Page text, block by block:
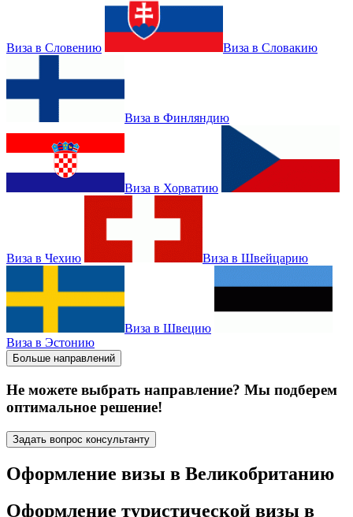
Виза в Словению Виза в Словакию
Виза в Финляндию
Виза в Хорватию
Виза в Чехию Виза в Швейцарию
Виза в Швецию
Виза в Эстонию
Больше направлений
Не можете выбрать направление? Мы подберем
оптимальное решение!
Задать вопрос консультанту
Оформление визы в Великобританию
Оформление туристической визы в